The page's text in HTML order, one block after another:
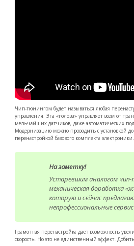
Чип-тюнингом будет называться любая
управления. Эта «голова» управляет всем от
мельчайших датчиков, даже автоматических
Модернизацию можно проводить с установкой
перенастройкой базового комплекта электроники.
На заметку!
Устаревшим аналогом
механическая доработка
которую и сейчас
непрофессиональные
Грамотная перенастройка дает возможность
скорость. Но это не единственный эффект.